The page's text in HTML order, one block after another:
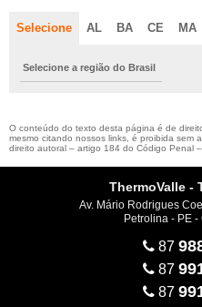
Selecione AL BA CE MA
Selecione a região do Brasil
O conteúdo do texto desta página é de
mesmo citando nossos links, é proibida sem
direito autoral – artigo 184 do Código Penal –
ThermoValle -
Av. Mário Rodrigues
Petrolina - PE
87
87
87